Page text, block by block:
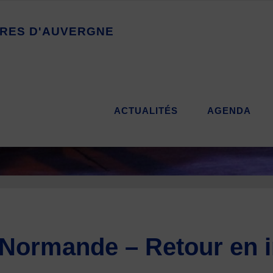
RES D'AUVERGNE
ACTUALITÉS AGENDA
– Retour en